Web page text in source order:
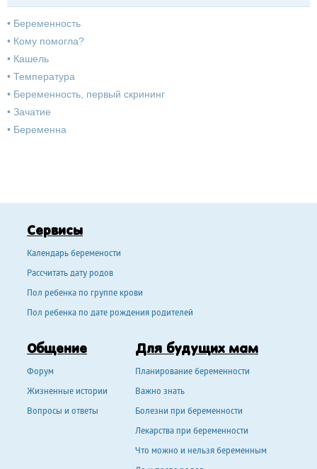
• Беременность
• Кому помогла?
• Кашель
• Температура
• Беременность, первый скрининг
• Зачатие
• Беременна
Сервисы
Календарь беремености
Рассчитать дату родов
Пол ребенка по группе крови
Пол ребенка по дате рождения родителей
Общение
Форум
Жизненные истории
Вопросы и ответы
Для будущих мам
Планирование беременности
Важно знать
Болезни при беременности
Лекарства при беременности
Что можно и нельзя беременным